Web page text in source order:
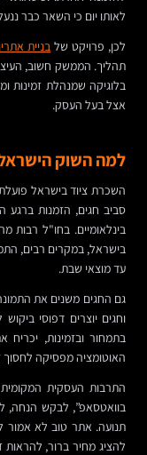
לאותו יום כי השאר כבר
לכן, פרויקט של בניית
תהליך. הממשק חשוב,
בלוגיקה שמנהלת זמינות
אצל בעל העסק.
למה השוק
השכרת ציוד בישראל
סביב חגים, הזמנות ברגע
בינלאומיים. בחו"ל רבות
בישראל, במקרים רבים,
עד מוצאי שבת.
גם החגים משנים את
וחגים יוצרים דפוסי
בתמחור ובזמינות, יכריח
האוטומציה מפסיקה לחסוך
התרבות העסקית
בוואטסאפ”, לבקש הנחה,
תנועה. אתר טוב לא אמור
להציג מחיר ברור, להראות